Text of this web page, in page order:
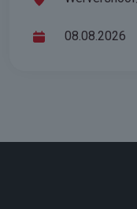
08.08.2026